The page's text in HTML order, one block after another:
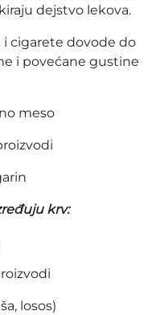
dejstvo lekova.
i cigarete dovode do
i povećane gustine
meso
krv:
losos)